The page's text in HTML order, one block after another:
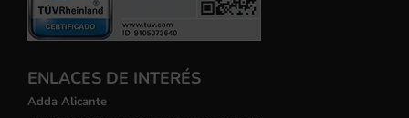
ENLACES DE INTERÉS
Adda Alicante